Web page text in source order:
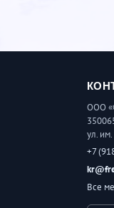
ООО
ул.
+7
Все